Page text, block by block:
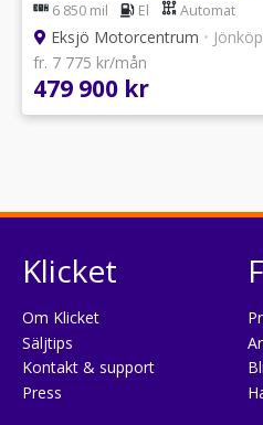
6 850 mil El Automat
Eksjö Motorcentrum •
fr. 7 775 kr/mån
479 900 kr
Klicket
Om Klicket
Säljtips
Kontakt & support
Press